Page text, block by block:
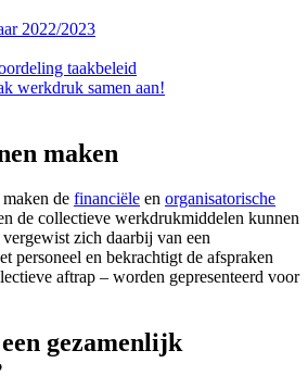
2022/2023
taakbeleid
werkdruk samen aan!
maken
de financiële en organisatorische
de collectieve werkdrukmiddelen kunnen
zich daarbij van een
personeel en bekrachtigt de afspraken
aftrap – worden gepresenteerd voor
gezamenlijk